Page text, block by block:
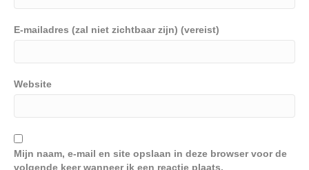
E-mailadres (zal niet zichtbaar zijn) (vereist)
Website
Mijn naam, e-mail en site opslaan in deze browser voor de
volgende keer wanneer ik een reactie plaats.